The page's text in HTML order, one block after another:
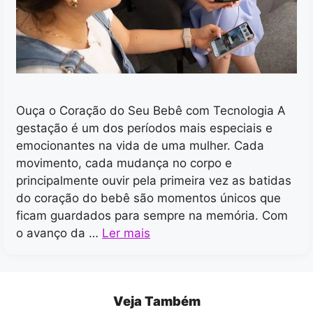
Ouça o Coração do Seu Bebê com Tecnologia A
gestação é um dos períodos mais especiais e
emocionantes na vida de uma mulher. Cada
movimento, cada mudança no corpo e
principalmente ouvir pela primeira vez as batidas
do coração do bebê são momentos únicos que
ficam guardados para sempre na memória. Com
o avanço da … Ler mais
Veja Também